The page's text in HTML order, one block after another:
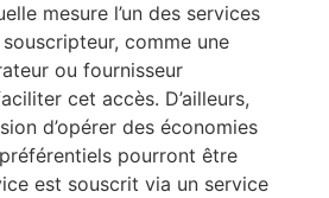
mesure l’un des services
comme une
ou fournisseur
cet accès. D’ailleurs,
d’opérer des économies
pourront être
est souscrit via un service